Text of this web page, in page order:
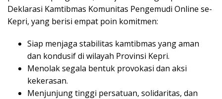
Deklarasi Kamtibmas Komunitas Pengemudi Online se-
Kepri, yang berisi empat poin komitmen:
Siap menjaga stabilitas kamtibmas yang aman
dan kondusif di wilayah Provinsi Kepri.
Menolak segala bentuk provokasi dan aksi
kekerasan.
Menjunjung tinggi persatuan, solidaritas, dan